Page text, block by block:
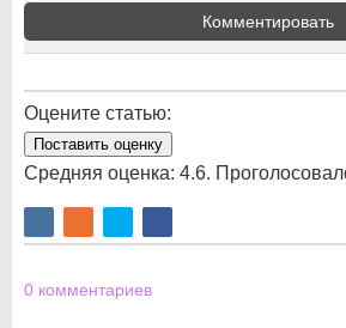
Комментировать
Оцените статью:
Поставить оценку
Средняя оценка: 4.6.
0 комментариев